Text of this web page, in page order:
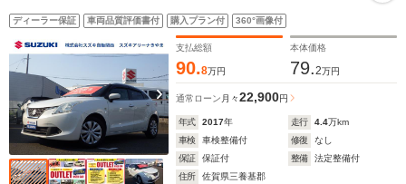
ディーラー保証 車両品質評価書付 購入プラン付 360°画像付
支払総額
90.8万円
本体価格
79.2万円
通常ローン 月々22,900円
年式 2017年 走行 4.4万km
車検
車検整備付 修復
なし
保証
保証付 整備
法定整備付
住所
佐賀県三養基郡